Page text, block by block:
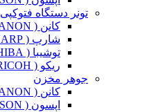
تونر دستگاه فتوکپی
کانن ( CANON )
شارپ ( SHARP )
توشیبا ( TOSHIBA )
ریکو ( RICOH )
جوهر مخزن
کانن ( CANON )
اپسون ( EPSON )